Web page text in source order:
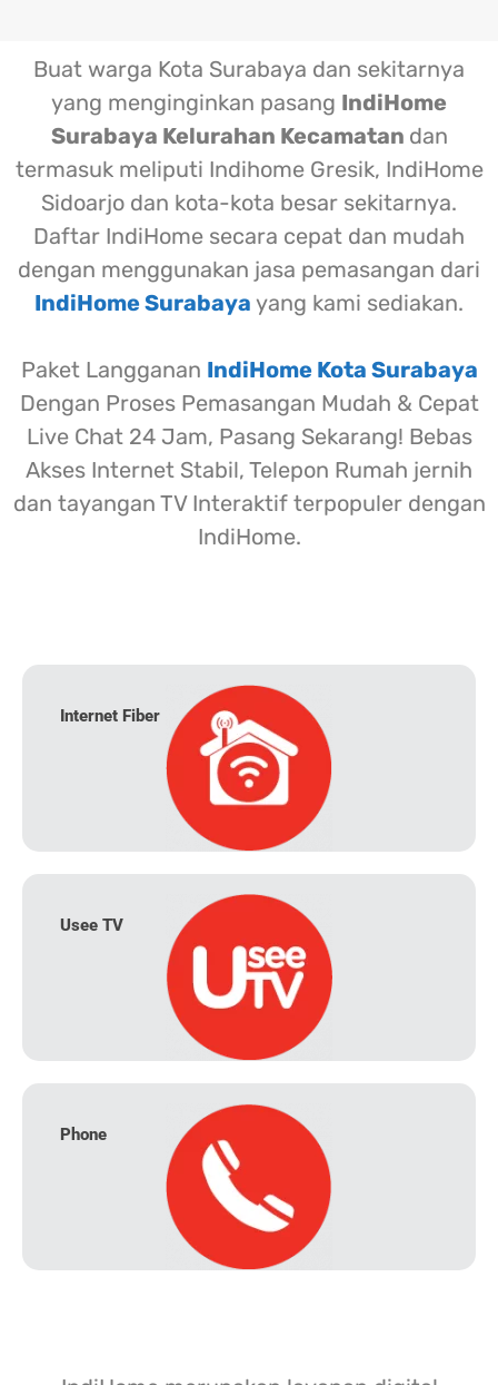
Buat warga Kota Surabaya dan sekitarnya
yang menginginkan pasang IndiHome
Surabaya Kelurahan Kecamatan dan
termasuk meliputi Indihome Gresik, IndiHome
Sidoarjo dan kota-kota besar sekitarnya.
Daftar IndiHome secara cepat dan mudah
dengan menggunakan jasa pemasangan dari
IndiHome Surabaya yang kami sediakan.
Paket Langganan IndiHome Kota Surabaya
Dengan Proses Pemasangan Mudah & Cepat
Live Chat 24 Jam, Pasang Sekarang! Bebas
Akses Internet Stabil, Telepon Rumah jernih
dan tayangan TV Interaktif terpopuler dengan
IndiHome.
Internet Fiber
Usee TV
Phone